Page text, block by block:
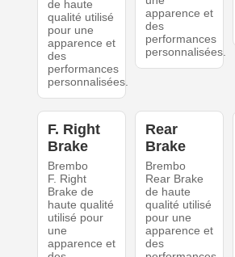
de haute
qualité utilisé
pour une
apparence et
des
performances
personnalisées.
apparence et
des
performances
personnalisées.
F. Right
Brake
Brembo
F. Right
Brake de
haute qualité
utilisé pour
une
apparence et
Rear
Brake
Brembo
Rear Brake
de haute
qualité utilisé
pour une
apparence et
des